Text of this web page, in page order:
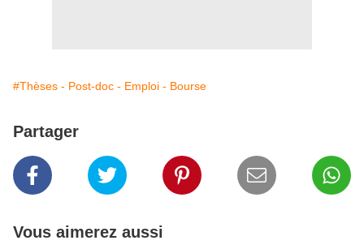
#Thèses - Post-doc - Emploi - Bourse
Partager
Vous aimerez aussi